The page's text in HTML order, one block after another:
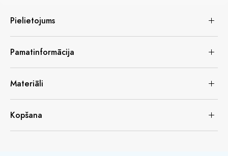
Pielietojums
Pamatinformācija
Materiāli
Kopšana